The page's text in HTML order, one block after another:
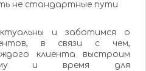
не стандартные пути
в связи с чем,
клиента выстроим
время для